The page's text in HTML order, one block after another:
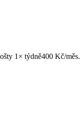
1× týdně400 Kč/měs.